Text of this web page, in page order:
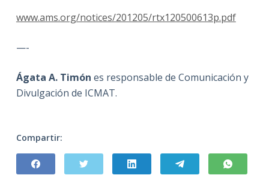
www.ams.org/notices/201205/rtx120500613p.pdf
—-
Ágata A. Timón es responsable de Comunicación y
Divulgación de ICMAT.
Compartir: